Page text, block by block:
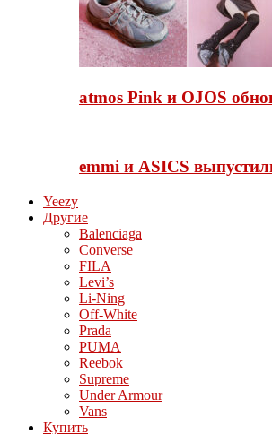
atmos Pink и OJOS
emmi и ASICS
Yeezy
Другие
Balenciaga
Converse
FILA
Levi’s
Li-Ning
Off-White
Prada
PUMA
Reebok
Supreme
Under Armour
Vans
Купить